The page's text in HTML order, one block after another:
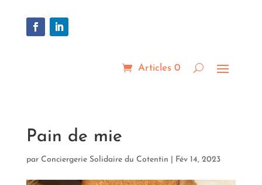
Articles 0
Pain de mie
par Conciergerie Solidaire du Cotentin Fév 14, 2023